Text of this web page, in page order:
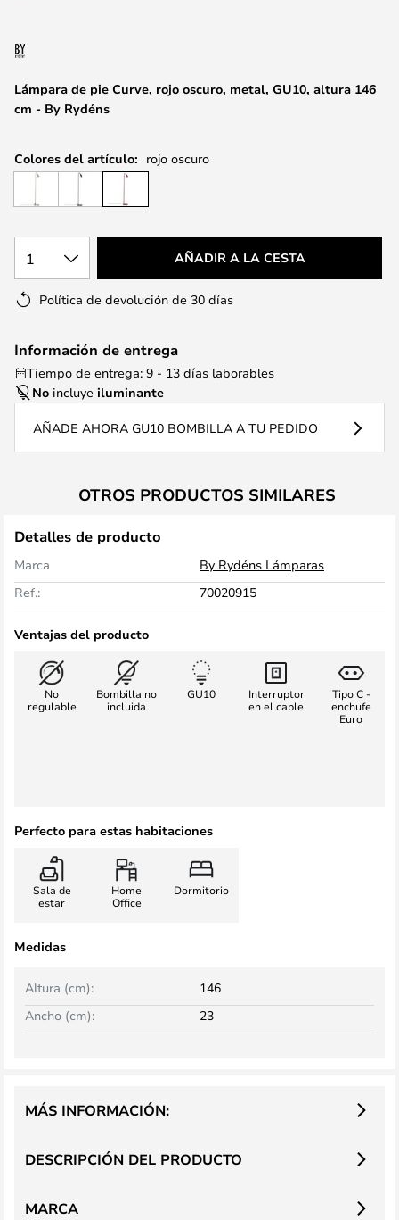
galería
imágenes
Lámpara de pie Curve, rojo oscuro, metal, GU10, altura 146
cm - By Rydéns
Colores del artículo: rojo oscuro
1 AÑADIR A LA CESTA
Política de devolución de 30 días
Información de entrega
Tiempo de entrega: 9 - 13 días laborables
No incluye iluminante
AÑADE AHORA GU10 BOMBILLA A TU PEDIDO
OTROS PRODUCTOS SIMILARES
Detalles de producto
Marca
By Rydéns Lámparas
Ref.:
70020915
Ventajas del producto
No
regulable
Bombilla no
incluida
GU10
Interruptor
en el cable
Tipo C -
enchufe
Euro
Perfecto para estas habitaciones
Sala de
estar
Home
Office
Dormitorio
Medidas
Ancho (cm): 23
Altura (cm): 146
DESCRIPCIÓN DEL PRODUCTO
MÁS INFORMACIÓN:
MARCA